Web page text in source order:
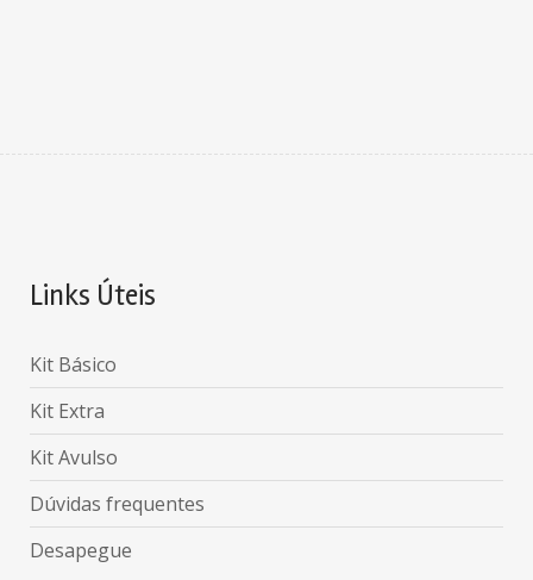
Links Úteis
Kit Básico
Kit Extra
Kit Avulso
Dúvidas frequentes
Desapegue